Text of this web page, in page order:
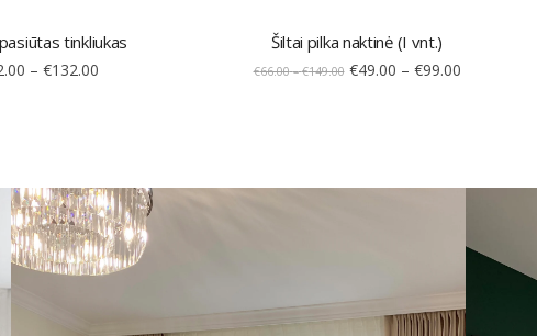
tinkliukas
– €132.00
Šiltai pilka naktinė (I vnt.)
€66.00 – €149.00 €49.00 – €99.00